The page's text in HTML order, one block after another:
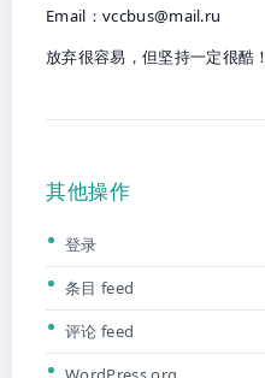
Email： vccbus@mail.ru
放弃很容易，但坚持一定很酷！
其他操作
登录
条目 feed
评论 feed